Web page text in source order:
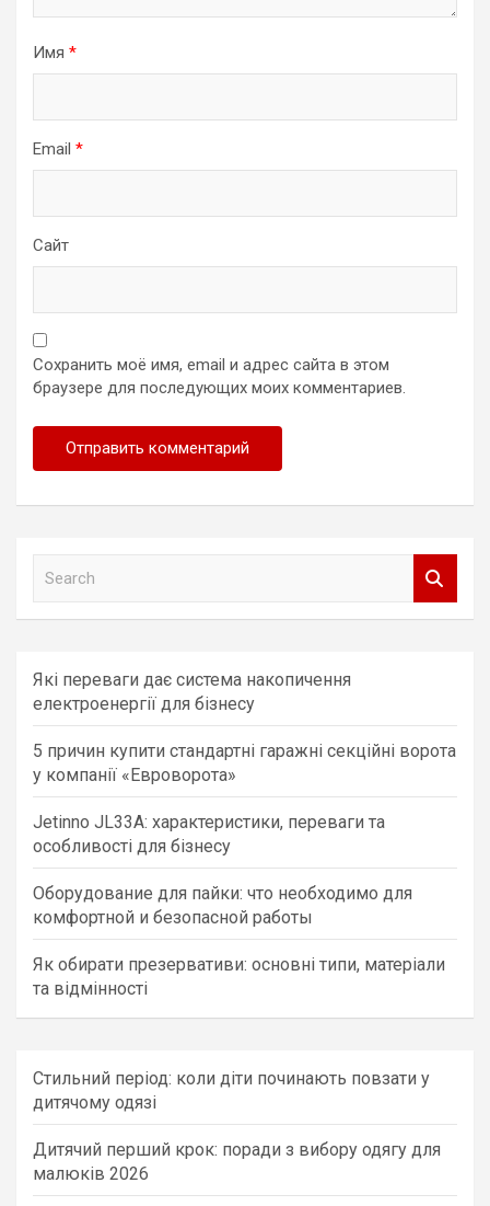
Имя *
Email *
Сайт
Сохранить моё имя, email и адрес сайта в этом
браузере для последующих моих комментариев.
h
Які переваги дає система накопичення
електроенергії для бізнесу
5 причин купити стандартні гаражні секційні ворота
у компанії «Евроворота»
Jetinno JL33A: характеристики, переваги та
особливості для бізнесу
Оборудование для пайки: что необходимо для
комфортной и безопасной работы
Як обирати презервативи: основні типи, матеріали
та відмінності
Стильний період: коли діти починають повзати у
дитячому одязі
Дитячий перший крок: поради з вибору одягу для
малюків 2026